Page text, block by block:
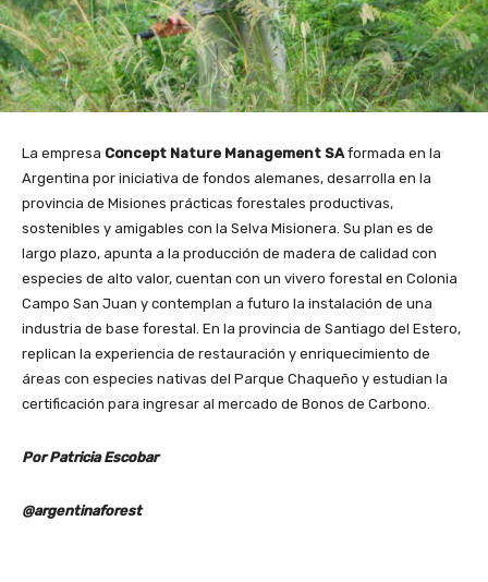
La empresa Concept Nature Management SAformada en la
Argentina por iniciativa de fondos alemanes, desarrolla en la
provincia de Misiones prácticas forestales productivas,
sostenibles y amigables con la Selva Misionera. Su plan es de
largo plazo, apunta a la producción de madera de calidad con
especies de alto valor, cuentan con un vivero forestal en Colonia
Campo San Juan y contemplan a futuro la instalación de una
industria de base forestal. En la provincia de Santiago del Estero,
replican la experiencia de restauración y enriquecimiento de
áreas con especies nativas del Parque Chaqueño y estudian la
certificación para ingresar al mercado de Bonos de Carbono.
Por Patricia Escobar
@argentinaforest